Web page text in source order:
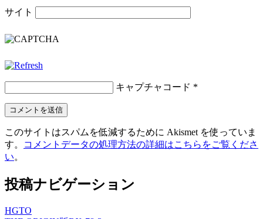
サイト
キャプチャコード *
このサイトはスパムを低減するために Akismet を使っていま
す。
コメントデータの処理方法の詳細はこちらをご覧くださ
い。
投稿ナビゲーション
HGTO